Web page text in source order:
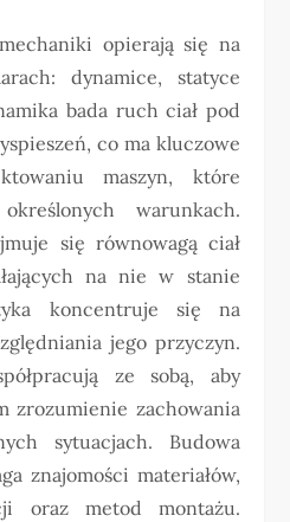
opierają się na
dynamice, statyce
bada ruch ciał pod
co ma kluczowe
maszyn, które
warunkach.
się równowagą ciał
na nie w stanie
koncentruje się na
jego przyczyn.
ze sobą, aby
zrozumienie zachowania
sytuacjach. Budowa
znajomości materiałów,
oraz metod montażu.